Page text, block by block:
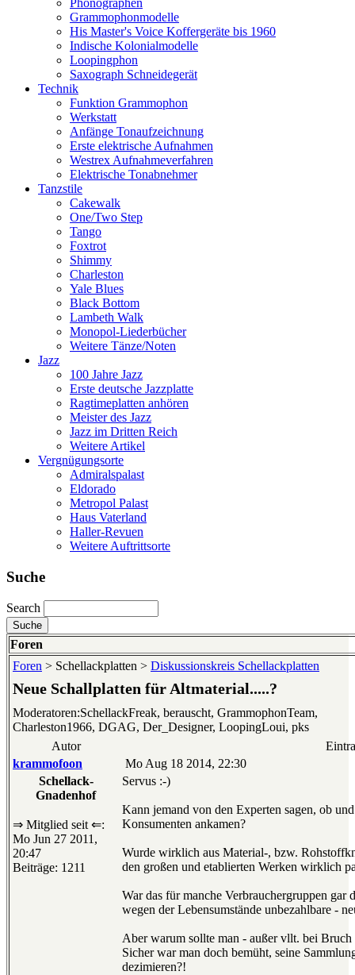
Grammophonmodelle
His Master's Voice Koffergeräte bis 1960
Indische Kolonialmodelle
Loopingphon
Saxograph Schneidegerät
Technik
Funktion Grammophon
Werkstatt
Anfänge Tonaufzeichnung
Erste elektrische Aufnahmen
Westrex Aufnahmeverfahren
Elektrische Tonabnehmer
Tanzstile
Cakewalk
One/Two Step
Tango
Foxtrot
Shimmy
Charleston
Yale Blues
Black Bottom
Lambeth Walk
Monopol-Liederbücher
Weitere Tänze/Noten
Jazz
100 Jahre Jazz
Erste deutsche Jazzplatte
Ragtimeplatten anhören
Meister des Jazz
Jazz im Dritten Reich
Weitere Artikel
Vergnügungsorte
Admiralspalast
Eldorado
Metropol Palast
Haus Vaterland
Haller-Revuen
Weitere Auftrittsorte
Suche
Search
Foren
Foren > Schellackplatten > Diskussionskreis Schellackplatten
Neue Schallplatten für Altmaterial.....?
Moderatoren:SchellackFreak, berauscht, GrammophonTeam,
Charleston1966, DGAG, Der_Designer, LoopingLoui, pks
Autor
krammofoon
Mo Aug 18 2014, 22:30
Schellack-
Gnadenhof
⇒ Mitglied seit ⇐:
Mo Jun 27 2011,
20:47
Beiträge: 1211
Servus :-)
Kann jemand von den Experten sagen, ob
Konsumenten ankamen?
Wurde wirklich aus Material-, bzw.
den großen und etablierten Werken wirklich
War das für manche Verbrauchergruppen gar
wegen der Lebensumstände unbezahlbare -
Aber warum sollte man - außer vllt. bei Bruch
Sicher war man doch bemüht, seine
dezimieren?!